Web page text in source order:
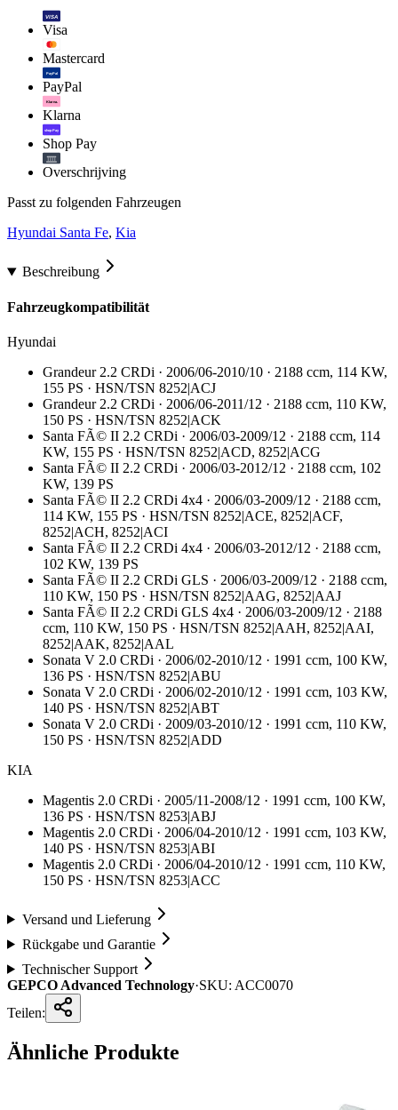
VISA
Visa
Mastercard
PayPal
PayPal
Klarna.
Klarna
shop Pay
Shop Pay
Overschrijving
Passt zu folgenden Fahrzeugen
Hyundai Santa Fe, Kia
Beschreibung
Fahrzeugkompatibilität
Hyundai
Grandeur 2.2 CRDi · 2006/06-2010/10 · 2188 ccm, 114 KW,
155 PS · HSN/TSN 8252|ACJ
Grandeur 2.2 CRDi · 2006/06-2011/12 · 2188 ccm, 110 KW,
150 PS · HSN/TSN 8252|ACK
Santa FÃ© II 2.2 CRDi · 2006/03-2009/12 · 2188 ccm, 114
KW, 155 PS · HSN/TSN 8252|ACD, 8252|ACG
Santa FÃ© II 2.2 CRDi · 2006/03-2012/12 · 2188 ccm, 102
KW, 139 PS
Santa FÃ© II 2.2 CRDi 4x4 · 2006/03-2009/12 · 2188 ccm,
114 KW, 155 PS · HSN/TSN 8252|ACE, 8252|ACF,
8252|ACH, 8252|ACI
Santa FÃ© II 2.2 CRDi 4x4 · 2006/03-2012/12 · 2188 ccm,
102 KW, 139 PS
Santa FÃ© II 2.2 CRDi GLS · 2006/03-2009/12 · 2188 ccm,
110 KW, 150 PS · HSN/TSN 8252|AAG, 8252|AAJ
Santa FÃ© II 2.2 CRDi GLS 4x4 · 2006/03-2009/12 · 2188
ccm, 110 KW, 150 PS · HSN/TSN 8252|AAH, 8252|AAI,
8252|AAK, 8252|AAL
Sonata V 2.0 CRDi · 2006/02-2010/12 · 1991 ccm, 100 KW,
136 PS · HSN/TSN 8252|ABU
Sonata V 2.0 CRDi · 2006/02-2010/12 · 1991 ccm, 103 KW,
140 PS · HSN/TSN 8252|ABT
Sonata V 2.0 CRDi · 2009/03-2010/12 · 1991 ccm, 110 KW,
150 PS · HSN/TSN 8252|ADD
KIA
Magentis 2.0 CRDi · 2005/11-2008/12 · 1991 ccm, 100 KW,
136 PS · HSN/TSN 8253|ABJ
Magentis 2.0 CRDi · 2006/04-2010/12 · 1991 ccm, 103 KW,
140 PS · HSN/TSN 8253|ABI
Magentis 2.0 CRDi · 2006/04-2010/12 · 1991 ccm, 110 KW,
150 PS · HSN/TSN 8253|ACC
Versand und Lieferung
Rückgabe und Garantie
Technischer Support
GEPCO Advanced Technology·SKU: ACC0070
Teilen:
Ähnliche Produkte